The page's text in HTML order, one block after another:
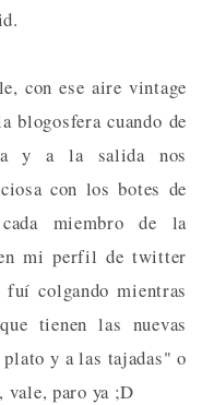
con ese aire vintage
blogosfera cuando de
y a la salida nos
con los botes de
miembro de la
mi perfil de twitter
colgando mientras
tienen las nuevas
y a las tajadas" o
vale, paro ya ;D